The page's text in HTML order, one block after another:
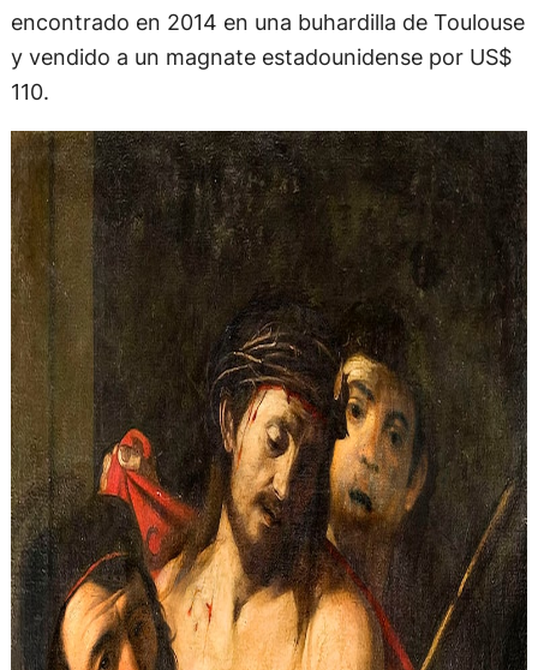
encontrado en 2014 en una buhardilla de Toulouse
y vendido a un magnate estadounidense por US$
110.